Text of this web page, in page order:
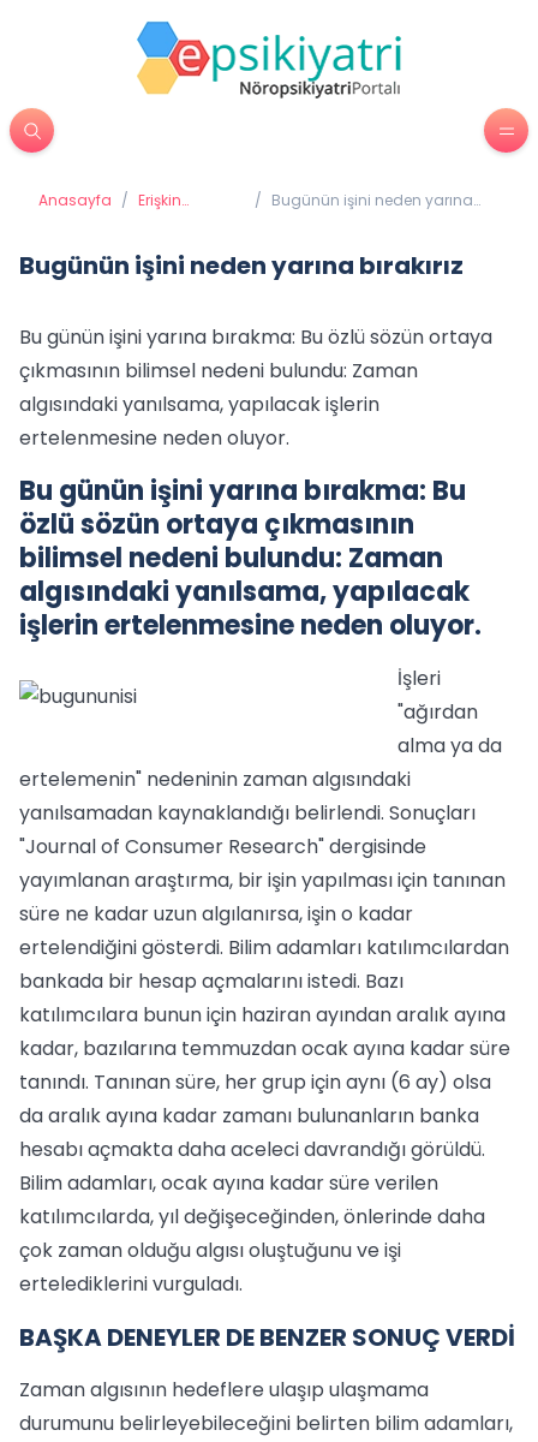
Anasayfa / Erişkin
/ Bugünün işini neden yarına
Bugünün işini neden yarına bırakırız
Bu günün işini yarına bırakma: Bu özlü sözün ortaya
çıkmasının bilimsel nedeni bulundu: Zaman
algısındaki yanılsama, yapılacak işlerin
ertelenmesine neden oluyor.
Bu günün işini yarına bırakma: Bu
özlü sözün ortaya çıkmasının
bilimsel nedeni bulundu: Zaman
algısındaki yanılsama, yapılacak
işlerin ertelenmesine neden oluyor.
İşleri
"ağırdan
alma ya da
ertelemenin" nedeninin zaman algısındaki
yanılsamadan kaynaklandığı belirlendi. Sonuçları
"Journal of Consumer Research" dergisinde
yayımlanan araştırma, bir işin yapılması için tanınan
süre ne kadar uzun algılanırsa, işin o kadar
ertelendiğini gösterdi. Bilim adamları katılımcılardan
bankada bir hesap açmalarını istedi. Bazı
katılımcılara bunun için haziran ayından aralık ayına
kadar, bazılarına temmuzdan ocak ayına kadar süre
tanındı. Tanınan süre, her grup için aynı (6 ay) olsa
da aralık ayına kadar zamanı bulunanların banka
hesabı açmakta daha aceleci davrandığı görüldü.
Bilim adamları, ocak ayına kadar süre verilen
katılımcılarda, yıl değişeceğinden, önlerinde daha
çok zaman olduğu algısı oluştuğunu ve işi
ertelediklerini vurguladı.
BAŞKA DENEYLER DE BENZER SONUÇ VERDİ
Zaman algısının hedeflere ulaşıp ulaşmama
durumunu belirleyebileceğini belirten bilim adamları,